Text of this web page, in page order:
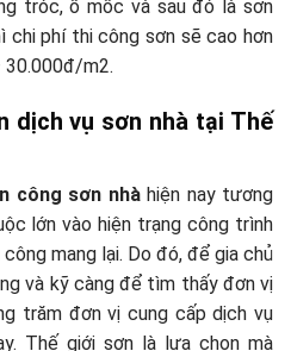
tróc, ố mốc và sau đó là sơn
chi phí thi công sơn sẽ cao hơn
30.000đ/m2.
dịch vụ sơn nhà tại Thế
công sơn nhàhiện nay tương
lớn vào hiện trạng công trình
mang lại. Do đó, để gia chủ
và kỹ càng để tìm thấy đơn vị
trăm đơn vị cung cấp dịch vụ
Thế giới sơn là lựa chọn mà